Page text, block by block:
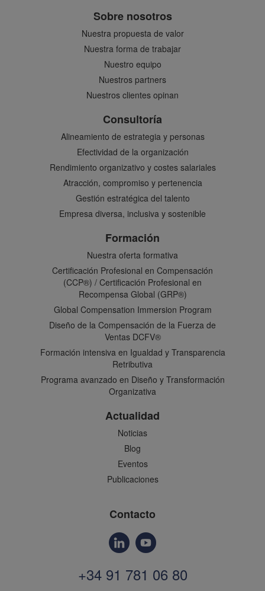
Sobre nosotros
Nuestra propuesta de valor
Nuestra forma de trabajar
Nuestro equipo
Nuestros partners
Nuestros clientes opinan
Consultoría
Alineamiento de estrategia y personas
Efectividad de la organización
Rendimiento organizativo y costes salariales
Atracción, compromiso y pertenencia
Gestión estratégica del talento
Empresa diversa, inclusiva y sostenible
Formación
Nuestra oferta formativa
Certificación Profesional en Compensación
(CCP®) / Certificación Profesional en
Recompensa Global (GRP®)
Global Compensation Immersion Program
Diseño de la Compensación de la Fuerza de
Ventas DCFV®
Formación intensiva en Igualdad y Transparencia
Retributiva
Programa avanzado en Diseño y Transformación
Organizativa
Actualidad
Noticias
Blog
Eventos
Publicaciones
Contacto
+34 91 781 06 80